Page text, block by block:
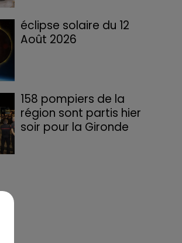
éclipse solaire du 12
Août 2026
158 pompiers de la
région sont partis hier
soir pour la Gironde